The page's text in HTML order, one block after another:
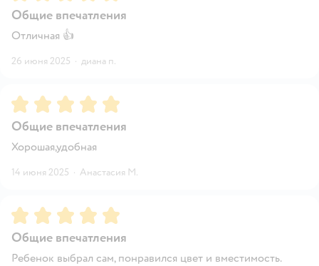
Общие впечатления
Отличная 👍
26 июня 2025 · диана п.
Рейтинг:5
Общие впечатления
Хорошая,удобная
14 июня 2025 · Анастасия М.
Рейтинг:5
Общие впечатления
Ребенок выбрал сам, понравился цвет и вместимость.